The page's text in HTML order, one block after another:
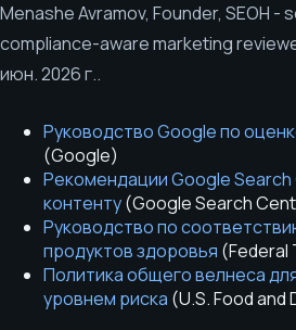
Menashe Avramov, Founder, SEOH -
compliance-aware marketing
июн. 2026 г..
Руководство Google по
(Google)
Рекомендации Google
контенту(Google Search
Руководство по
продуктов здоровья (Federal
Политика общего велнеса
уровнем риска (U.S. Food and